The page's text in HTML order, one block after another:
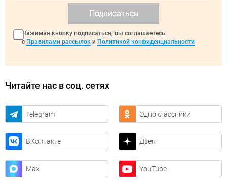
Подписаться
Нажимая кнопку подписаться, вы соглашаетесь
с Правилами рассылок и Политикой конфиденциальности
Читайте нас в соц. сетях
Telegram Одноклассники
ВКонтакте Дзен
Max YouTube